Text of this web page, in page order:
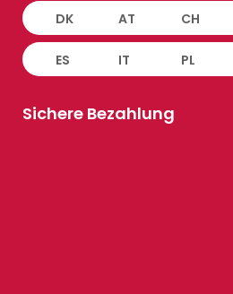
DK AT CH
ES IT PL
Sichere Bezahlung